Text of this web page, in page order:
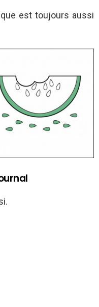
est toujours aussi